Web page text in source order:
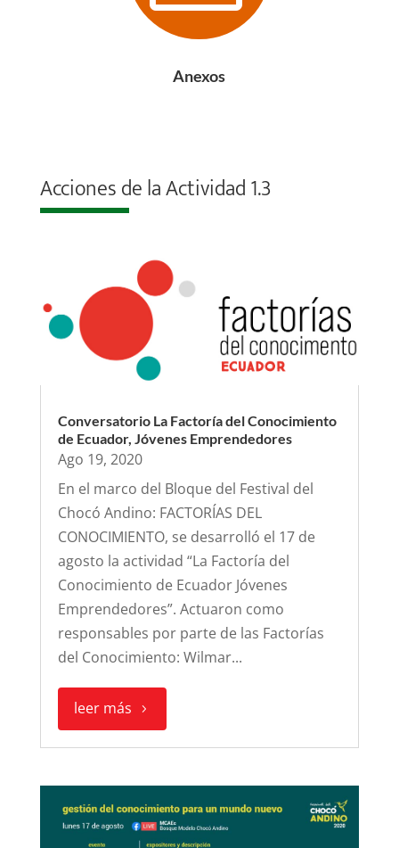
Anexos
Acciones de la Actividad 1.3
Conversatorio La Factoría del Conocimiento
de Ecuador, Jóvenes Emprendedores
Ago 19, 2020
En el marco del Bloque del Festival del
Chocó Andino: FACTORÍAS DEL
CONOCIMIENTO, se desarrolló el 17 de
agosto la actividad “La Factoría del
Conocimiento de Ecuador Jóvenes
Emprendedores”. Actuaron como
responsables por parte de las Factorías
del Conocimiento: Wilmar...
leer más